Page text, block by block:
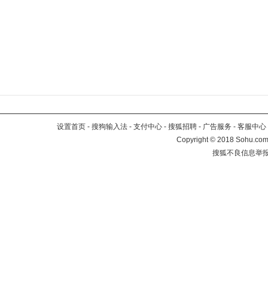
设置首页 - 搜狗输入法 - 支付中心 - 搜狐招聘 - 广告服务 - 客服中心
Copyright©2018
搜狐不良信息举